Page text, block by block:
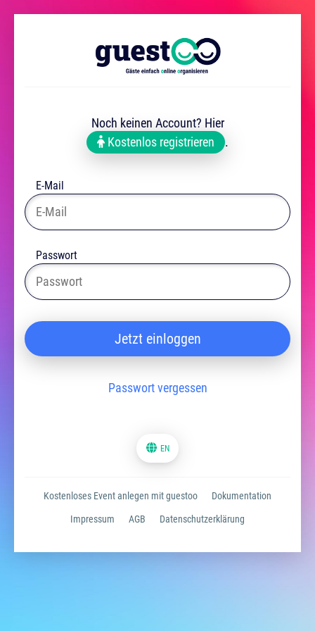
Noch keinen Account? Hier
Kostenlos registrieren
.
E-Mail
Passwort
Jetzt einloggen
Passwort vergessen
EN
Kostenloses Event anlegen mit guestoo Dokumentation
Impressum AGB Datenschutzerklärung